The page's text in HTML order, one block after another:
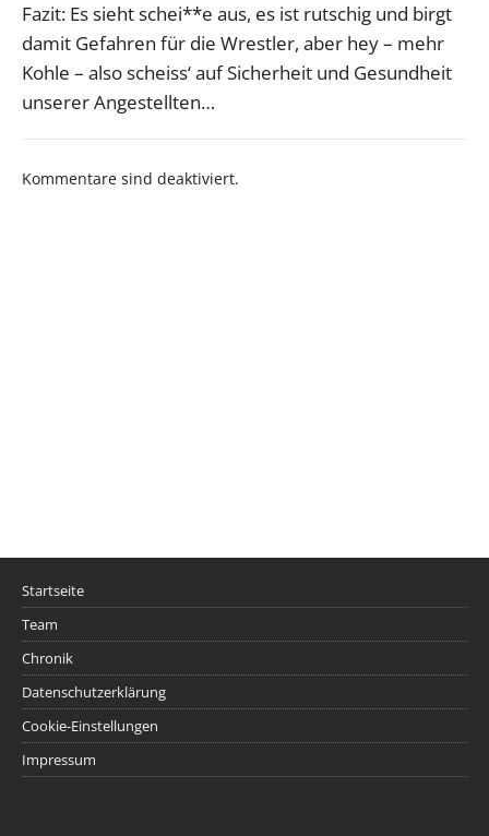
Fazit: Es sieht schei**e aus, es ist rutschig und birgt
damit Gefahren für die Wrestler, aber hey – mehr
Kohle – also scheiss‘ auf Sicherheit und Gesundheit
unserer Angestellten…
Kommentare sind deaktiviert.
Startseite
Team
Chronik
Datenschutzerklärung
Cookie-Einstellungen
Impressum